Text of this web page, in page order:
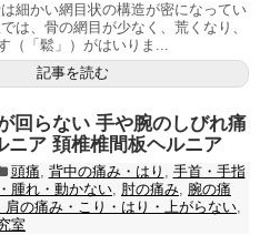
細かい網目状の構造が密になってい
は、骨の網目が少なく、荒くなり、
（「鬆」）がはいりま...
記事を読む
回らない 手や腕のしびれ痛
ア 頚椎椎間板ヘルニア
頭痛, 背中の痛み・はり , 手首・手指
腫れ・動かない, 肘の痛み, 腕の痛
肩の痛み・こり・はり・上がらない,
室